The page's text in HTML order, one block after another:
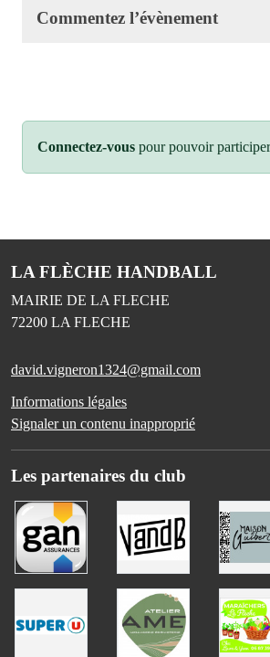
Commentez l’évènement
Connectez-vous pour pouvoir
LA FLÈCHE HANDBALL
MAIRIE DE LA FLECHE
72200 LA FLECHE
david.vigneron1324@gmail.com
Informations légales
Signaler un contenu inapproprié
Les partenaires du club